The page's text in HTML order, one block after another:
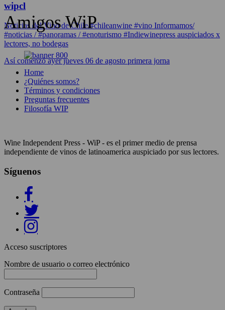
wipcl
Noticias del Vino de Chile/#chileanwine #vino Informamos/
#noticias / #panoramas / #enoturismo #Indiewinepress auspiciados x
lectores, no bodegas
Así comenzó ayer jueves 06 de agosto primera jorna
Amigos WiP
Home
¿Quiénes somos?
Términos y condiciones
Preguntas frecuentes
Filosofía WIP
Wine Independent Press - WiP - es el primer medio de prensa
independiente de vinos de latinoamerica auspiciado por sus lectores.
Síguenos
Acceso suscriptores
Nombre de usuario o correo electrónico
Contraseña